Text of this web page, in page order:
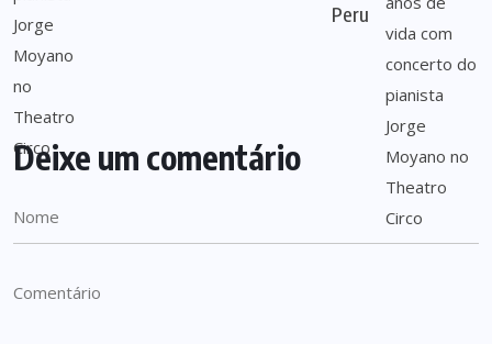
Peru
Deixe um comentário